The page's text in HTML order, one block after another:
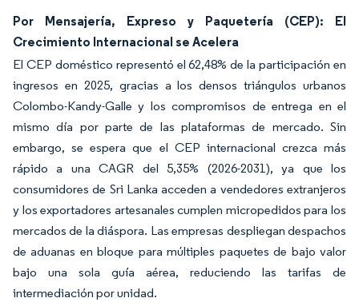
Por Mensajería, Expreso y Paquetería (CEP): El
Crecimiento Internacional se Acelera
El CEP doméstico representó el 62,48% de la participación en
ingresos en 2025, gracias a los densos triángulos urbanos
Colombo-Kandy-Galle y los compromisos de entrega en el
mismo día por parte de las plataformas de mercado. Sin
embargo, se espera que el CEP internacional crezca más
rápido a una CAGR del 5,35% (2026-2031), ya que los
consumidores de Sri Lanka acceden a vendedores extranjeros
y los exportadores artesanales cumplen micropedidos para los
mercados de la diáspora. Las empresas despliegan despachos
de aduanas en bloque para múltiples paquetes de bajo valor
bajo una sola guía aérea, reduciendo las tarifas de
intermediación por unidad.